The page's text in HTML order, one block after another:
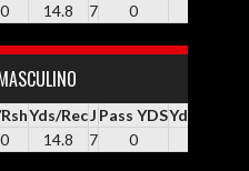
14.8 7 0
Yds/RecJ Pass YDSYds / Pass
14.8 7 0